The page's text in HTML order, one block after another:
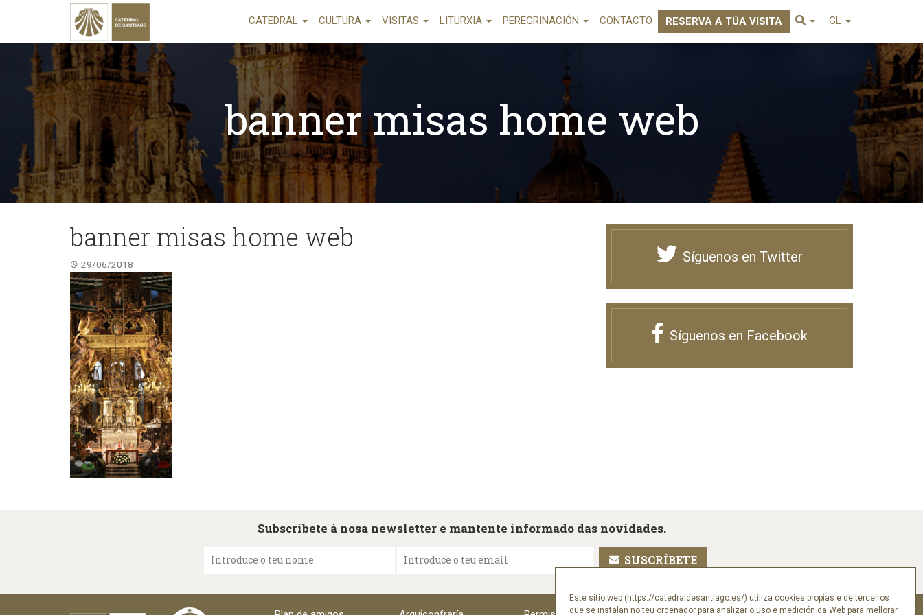
Este sitio web (https://catedraldesantiago.es/) utiliza cookies propias e de terceiros
que se instalan no teu ordenador para analizar o uso e medición da Web para mellorar
CATEDRAL CULTURA VISITAS LITURXIA PEREGRINACIÓN CONTACTO RESERVA A TÚA VISITA GL
banner misas home web
banner misas home web
29/06/2018 Síguenos en Twitter
Síguenos en Facebook
Subscríbete á nosa newsletter e mantente informado das novidades.
Introduce o teu nome Introduce o teu email